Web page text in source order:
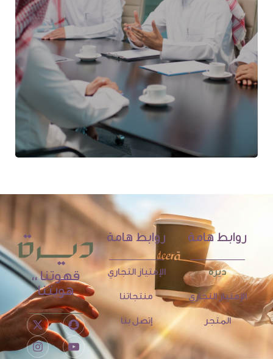
قهوتنا ،،
هويتنا
روابط هامة
ديرة
الإمتياز التجاري
المتجر
روابط هامة
الإمتياز التجاري
إتصل بنا